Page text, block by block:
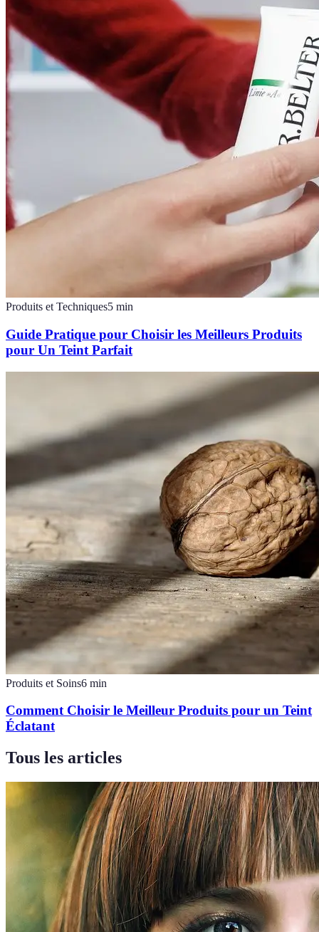
Produits et Techniques5 min
Guide Pratique pour Choisir les Meilleurs Produits
pour Un Teint Parfait
Produits et Soins6 min
Comment Choisir le Meilleur Produits pour un Teint
Éclatant
Tous les articles